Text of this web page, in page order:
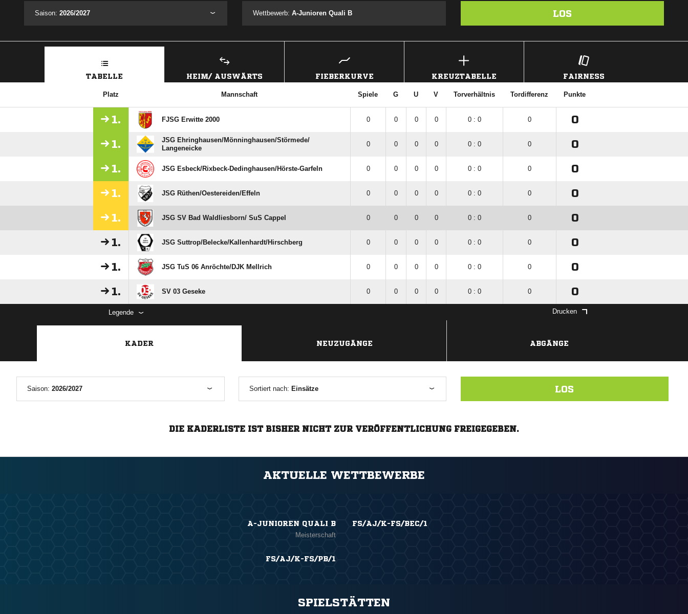
Saison: 2026/2027 Wettbewerb:A-Junioren Quali B LOS
TABELLE HEIM/ AUSWÄRTS FIEBERKURVE KREUZTABELLE FAIRNESS
Platz Mannschaft Spiele G U V Torverhältnis Tordifferenz Punkte
1. FJSG Erwitte 2000 0 0 0 0 0 : 0 0 0
1.
JSG Ehringhausen/​Mönninghausen/​Störmede/​
Langeneicke
0 0 0 0 0 : 0 0 0
1. JSG Esbeck/​Rixbeck-Dedinghausen/​Hörste-Garfeln 0 0 0 0 0 : 0 0 0
1. JSG Rüthen/​Oestereiden/​Effeln 0 0 0 0 0 : 0 0 0
1. JSG SV Bad Waldliesborn/​ SuS Cappel 0 0 0 0 0 : 0 0 0
1. JSG Suttrop/​Belecke/​Kallenhardt/​Hirschberg 0 0 0 0 0 : 0 0 0
1. JSG TuS 06 Anröchte/​DJK Mellrich 0 0 0 0 0 : 0 0 0
1. SV 03 Geseke 0 0 0 0 0 : 0 0 0
Legende Drucken
KADER NEUZUGÄNGE ABGÄNGE
Saison: 2026/2027 Sortiert nach: Einsätze LOS
DIE KADERLISTE IST BISHER NICHT ZUR VERÖFFENTLICHUNG FREIGEGEBEN.
AKTUELLE WETTBEWERBE
A-JUNIOREN QUALI B
Meisterschaft
FS/AJ/K-FS/BEC/1
FS/AJ/K-FS/PB/1
SPIELSTÄTTEN